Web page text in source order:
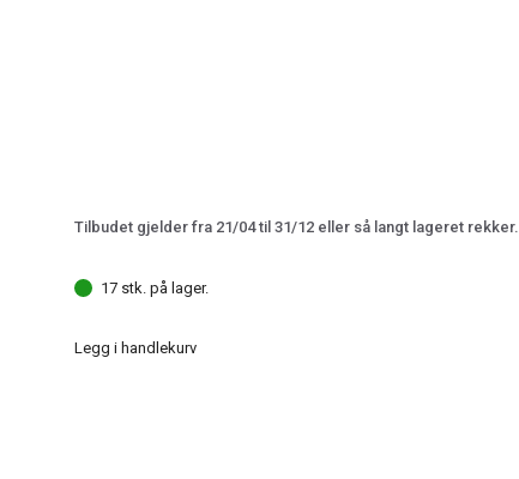
Tilbudet gjelder fra 21/04 til 31/12 eller så langt lageret rekker.
17 stk. på lager.
Legg i handlekurv